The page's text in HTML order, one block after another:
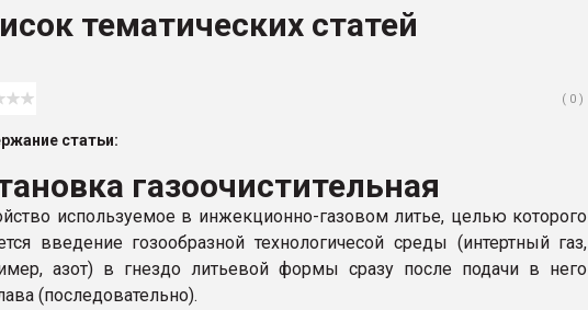
строительном рынке
НА ФОРУМ
тематических статей
( 0 )
статьи:
газоочистительная
используемое в инжекционно-газовом литье, целью которого
введение гозообразной технологичесой среды (интертный газ,
азот) в гнездо литьевой формы сразу после подачи в него
(последовательно).